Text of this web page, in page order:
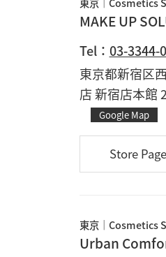
MAKE UP
Tel： 03-3344-
東京都新宿区
店 新宿店本館
Google Map
Store Page
東京 Cosmetics
Urban